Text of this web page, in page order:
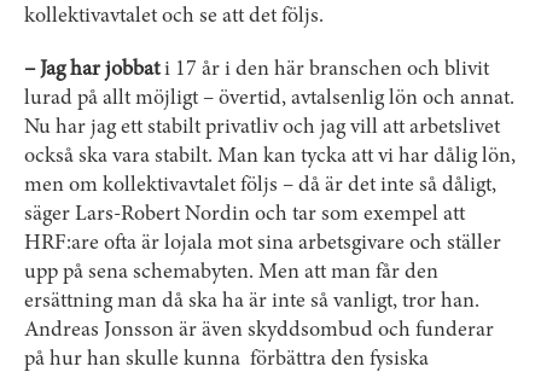
kollektivavtalet och se att det följs.
– Jag har jobbati 17 år i den här branschen och blivit
lurad på allt möjligt – övertid, avtalsenlig lön och annat.
Nu har jag ett stabilt privatliv och jag vill att arbetslivet
också ska vara stabilt. Man kan tycka att vi har dålig lön,
men om kollektivavtalet följs – då är det inte så dåligt,
säger Lars-Robert Nordin och tar som exempel att
HRF:are ofta är lojala mot sina arbetsgivare och ställer
upp på sena schemabyten. Men att man får den
ersättning man då ska ha är inte så vanligt, tror han.
Andreas Jonsson är även skyddsombud och funderar
på hur han skulle kunna förbättra den fysiska